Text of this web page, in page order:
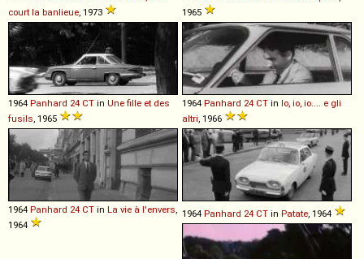
court la banlieue, 1973
1965
1964 Panhard 24 CT in Une fille et des
fusils, 1965
1964 Panhard 24 CT in Io, io, io.... e gli
altri, 1966
1964 Panhard 24 CT in La vie à l'envers,
1964
1964 Panhard 24 CT in Patate, 1964